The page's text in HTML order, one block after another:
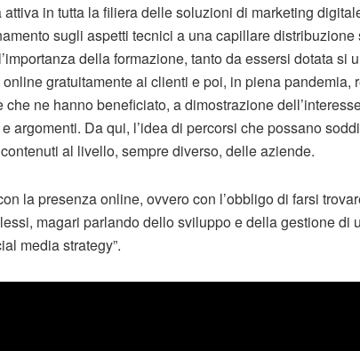
in tutta la filiera delle soluzioni di marketing
sugli aspetti tecnici a una capillare distribuzione
della formazione, tanto da essersi dotata si
gratuitamente ai clienti e poi, in piena pandemia,
ne hanno beneficiato, a dimostrazione
argomenti. Da qui, l’idea di percorsi che possano
al livello, sempre diverso, delle aziende.
la presenza online, ovvero con l’obbligo di farsi
magari parlando dello sviluppo e della gestione di
media strategy”.